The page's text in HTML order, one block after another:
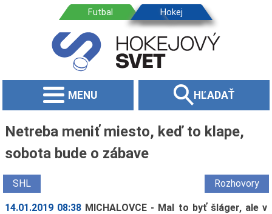
MENU HĽADAŤ
Netreba meniť miesto, keď to klape,
sobota bude o zábave
SHL Rozhovory
14.01.2019 08:38 MICHALOVCE - Mal to byť šláger, ale v